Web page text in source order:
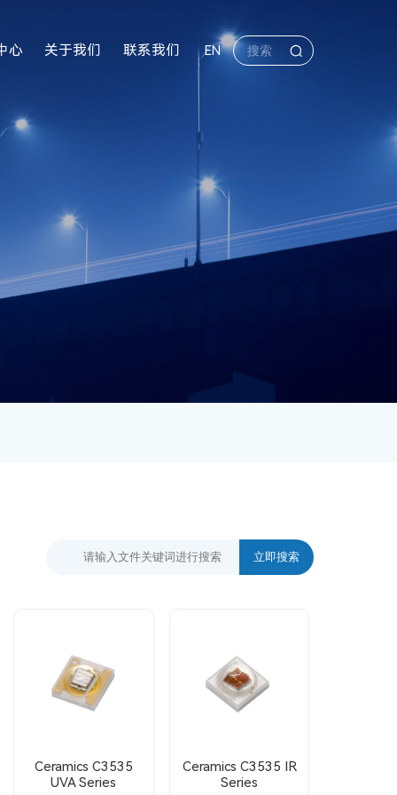
心 关于我们 联系我们 EN
Ceramics C3535
UVA Series
Ceramics C3535 IR
Series